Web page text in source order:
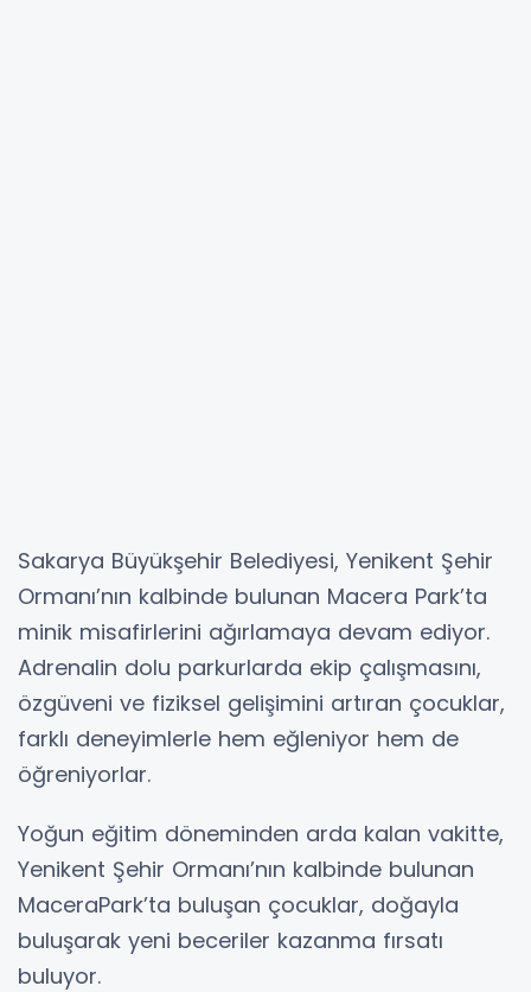
Sakarya Büyükşehir Belediyesi, Yenikent Şehir
Ormanı’nın kalbinde bulunan Macera Park’ta
minik misafirlerini ağırlamaya devam ediyor.
Adrenalin dolu parkurlarda ekip çalışmasını,
özgüveni ve fiziksel gelişimini artıran çocuklar,
farklı deneyimlerle hem eğleniyor hem de
öğreniyorlar.
Yoğun eğitim döneminden arda kalan vakitte,
Yenikent Şehir Ormanı’nın kalbinde bulunan
MaceraPark’ta buluşan çocuklar, doğayla
buluşarak yeni beceriler kazanma fırsatı
buluyor.